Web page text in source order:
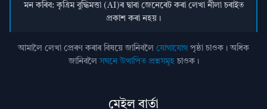
মন কৰিব: কৃত্ৰিম বুদ্ধিমত্তা (AI)ৰ দ্বাৰা জেনেৰেট কৰা লেখা নীলা চৰাইত
প্ৰকাশ কৰা নহয়।
আমালৈ লেখা প্ৰেৰণ কৰাৰ বিষয়ে জানিবলৈ যোগাযোগ পৃষ্ঠা চাওক। অধিক
জানিবলৈসঘনে উত্থাপিত প্ৰশ্নসমূহচাওক।
মেইল বাৰ্তা